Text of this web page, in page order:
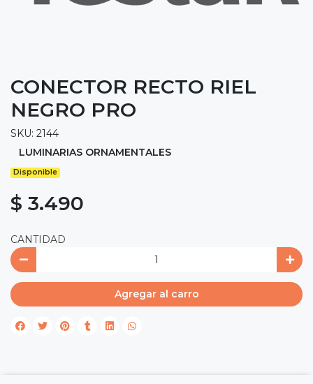
CONECTOR RECTO RIEL
NEGRO PRO
SKU: 2144
LUMINARIAS ORNAMENTALES
Disponible
$ 3.490
CANTIDAD
Agregar al carro